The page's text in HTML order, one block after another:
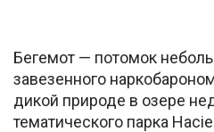
Бегемот — потомок
завезенного
дикой природе в озере
тематического парка